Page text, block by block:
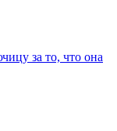
за то, что она